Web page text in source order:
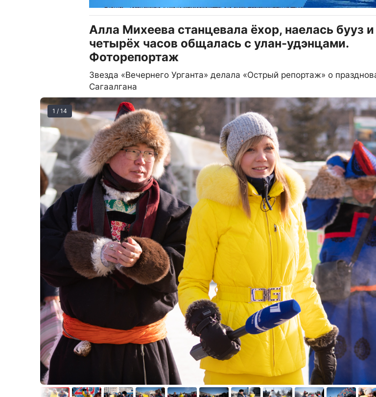
Алла Михеева станцевала ёхор, наелась бууз
четырёх часов общалась с улан-удэнцами.
Фоторепортаж
Звезда «Вечернего Урганта» делала «Острый репортаж» о
Сагаалгана
1 / 14